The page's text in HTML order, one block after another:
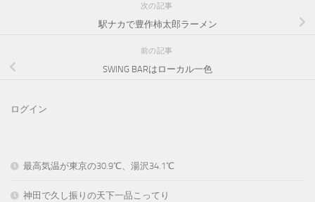
次の記事
駅ナカで豊作柿太郎ラーメン
前の記事
SWING BARはローカル一色
ログイン
最高気温が東京の30.9℃、湯沢34.1℃
神田で久し振りの天下一品こってり